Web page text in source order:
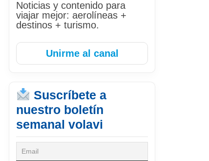
Noticias y contenido para
viajar mejor: aerolíneas +
destinos + turismo.
Unirme al canal
Suscríbete a
nuestro boletín
semanal volavi